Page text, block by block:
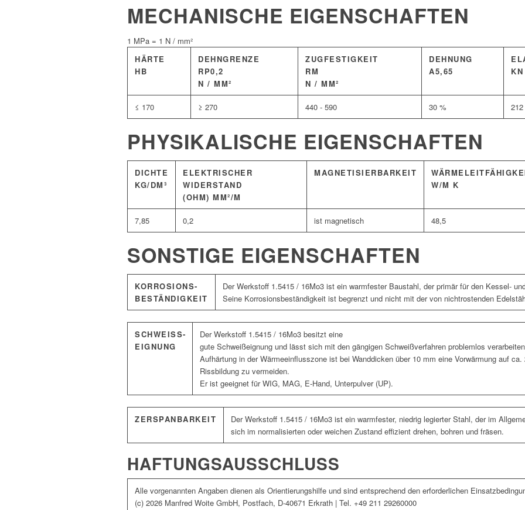
MECHANISCHE EIGENSCHAFTEN
1 MPa = 1 N / mm²
HÄRTE
HB
DEHNGRENZE
RP0,2
N / MM²
ZUGFESTIGKEIT
RM
N / MM²
DEHNUNG
A5,65
≤ 170 ≥ 270 440 - 590 30 % 212
PHYSIKALISCHE EIGENSCHAFTEN
DICHTE
KG/DM³
ELEKTRISCHER
WIDERSTAND
(OHM) MM²/M
MAGNETISIERBARKEIT
W/M K
7,85 0,2 ist magnetisch 48,5
SONSTIGE EIGENSCHAFTEN
KORROSIONS­
BESTÄNDIGKEIT
Der Werkstoff 1.5415 / 16Mo3 ist ein warmfester Baustahl, der primär für den Kessel-
Seine Korrosionsbeständigkeit ist begrenzt und nicht mit der von nichtrostenden
SCHWEISS­E
IGNUNG
Der Werkstoff 1.5415 / 16Mo3 besitzt eine
gute Schweißeignung und lässt sich mit den gängigen Schweißverfahren problemlos
Aufhärtung in der Wärmeeinflusszone ist bei Wanddicken über 10 mm eine Vorwärmung auf
Rissbildung zu vermeiden.
Er ist geeignet für WIG, MAG, E-Hand, Unterpulver (UP).
ZERSPANBARKEIT
Der Werkstoff 1.5415 / 16Mo3 ist ein warmfester, niedrig legierter Stahl, der im
sich im normalisierten oder weichen Zustand effizient drehen, bohren und fräsen.
HAFTUNGSAUSSCHLUSS
Alle vorgenannten Angaben dienen als Orientierungshilfe und sind entsprechend den erforderlichen
(c) 2026 Manfred Woite GmbH, Postfach, D-40671 Erkrath | Tel. +49 211 29260000